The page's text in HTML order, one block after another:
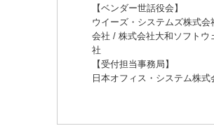
【ベンダー世話役会】
ウイーズ・システムズ株式
会社 / 株式会社大和ソフトウ
社
【受付担当事務局】
日本オフィス・システム株式